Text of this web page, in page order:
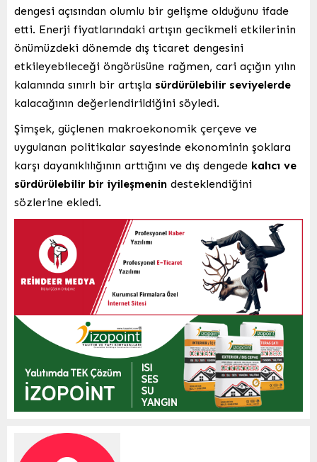
dengesi açısından olumlu bir gelişme olduğunu ifade
etti. Enerji fiyatlarındaki artışın gecikmeli etkilerinin
önümüzdeki dönemde dış ticaret dengesini
etkileyebileceği öngörüsüne rağmen, cari açığın yılın
kalanında sınırlı bir artışla sürdürülebilir seviyelerde
kalacağının değerlendirildiğini söyledi.
Şimşek, güçlenen makroekonomik çerçeve ve
uygulanan politikalar sayesinde ekonominin şoklara
karşı dayanıklılığının arttığını ve dış dengede kalıcı ve
sürdürülebilir bir iyileşmenin desteklendiğini
sözlerine ekledi.